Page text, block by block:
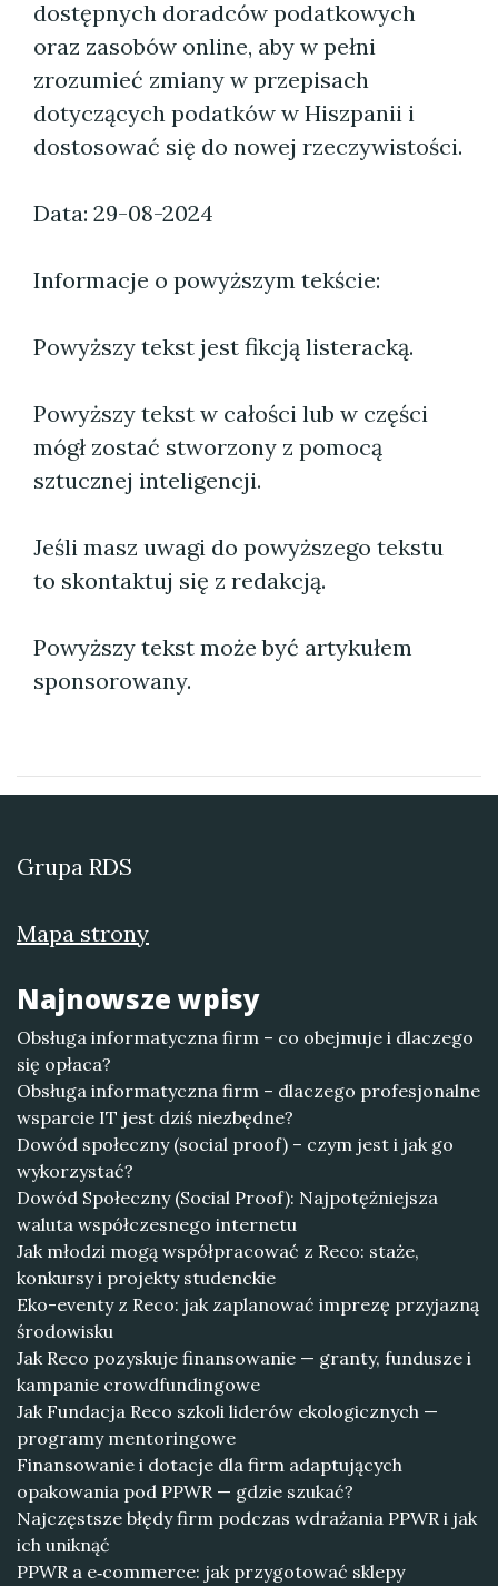
dostępnych doradców podatkowych
oraz zasobów online, aby w pełni
zrozumieć zmiany w przepisach
dotyczących podatków w Hiszpanii i
dostosować się do nowej rzeczywistości.
Data: 29-08-2024
Informacje o powyższym tekście:
Powyższy tekst jest fikcją listeracką.
Powyższy tekst w całości lub w części
mógł zostać stworzony z pomocą
sztucznej inteligencji.
Jeśli masz uwagi do powyższego tekstu
to skontaktuj się z redakcją.
Powyższy tekst może być artykułem
sponsorowany.
Grupa RDS
Mapa strony
Najnowsze wpisy
Obsługa informatyczna firm – co obejmuje i dlaczego
się opłaca?
Obsługa informatyczna firm – dlaczego profesjonalne
wsparcie IT jest dziś niezbędne?
Dowód społeczny (social proof) – czym jest i jak go
wykorzystać?
Dowód Społeczny (Social Proof): Najpotężniejsza
waluta współczesnego internetu
Jak młodzi mogą współpracować z Reco: staże,
konkursy i projekty studenckie
Eko-eventy z Reco: jak zaplanować imprezę przyjazną
środowisku
Jak Reco pozyskuje finansowanie — granty, fundusze i
kampanie crowdfundingowe
Jak Fundacja Reco szkoli liderów ekologicznych —
programy mentoringowe
Finansowanie i dotacje dla firm adaptujących
opakowania pod PPWR — gdzie szukać?
Najczęstsze błędy firm podczas wdrażania PPWR i jak
ich uniknąć
PPWR a e‑commerce: jak przygotować sklepy